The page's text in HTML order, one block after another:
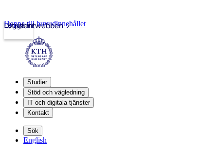
Studentwebben
Logga in
Hoppa till huvudinnehållet
Studier
Stöd och vägledning
IT och digitala tjänster
Kontakt
Sök
English